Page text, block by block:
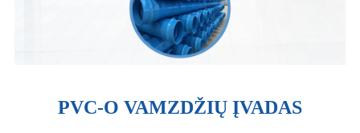
PVC-O VAMZDŽIŲ ĮVADAS